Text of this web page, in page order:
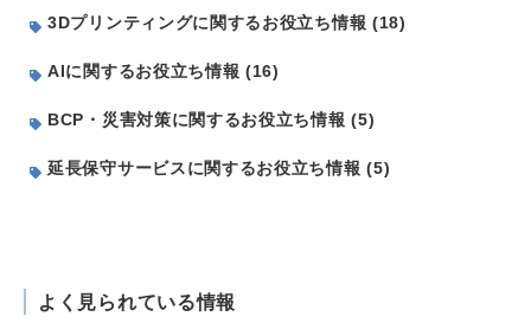
3Dプリンティングに関するお役立ち情報 (18)
AIに関するお役立ち情報 (16)
BCP・災害対策に関するお役立ち情報 (5)
延長保守サービスに関するお役立ち情報 (5)
よく見られている情報